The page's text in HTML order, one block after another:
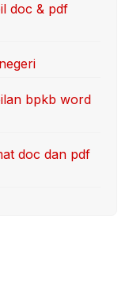
doc & pdf
bpkb word
doc dan pdf